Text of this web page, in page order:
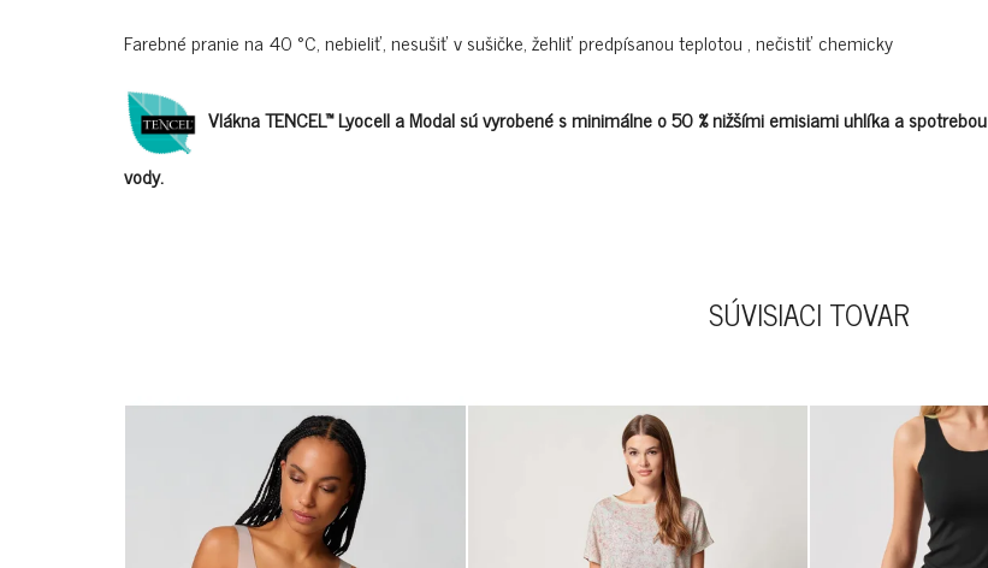
Farebné pranie na 40 °C, nebieliť, nesušiť v sušičke, žehliť predpísanou teplotou , nečistiť chemicky
Vlákna TENCEL™ Lyocell a Modal sú vyrobené s minimálne o 50 % nižšími emisiami uhlíka a spotrebou
vody.
SÚVISIACI TOVAR